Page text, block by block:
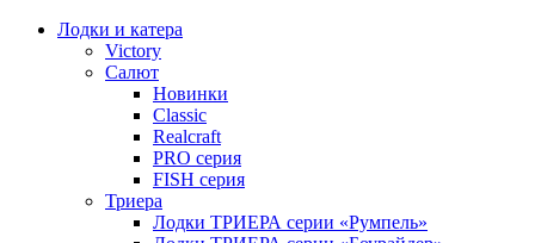
Лодки и катера
Victory
Салют
Новинки
Classic
Realcraft
PRO серия
FISH серия
Триера
Лодки ТРИЕРА серии «Румпель»